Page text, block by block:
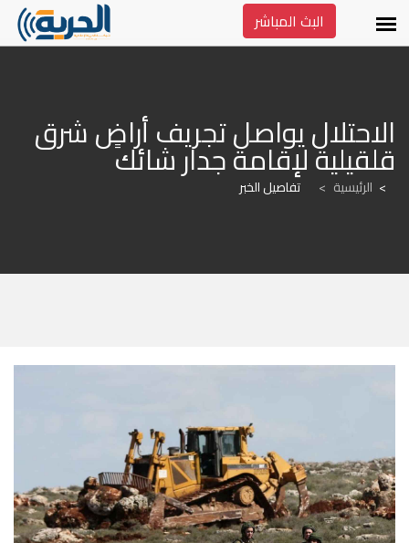
البث المباشر
قلقيلية لإقامة جدار شائك
الرئيسية > تفاصيل الخبر